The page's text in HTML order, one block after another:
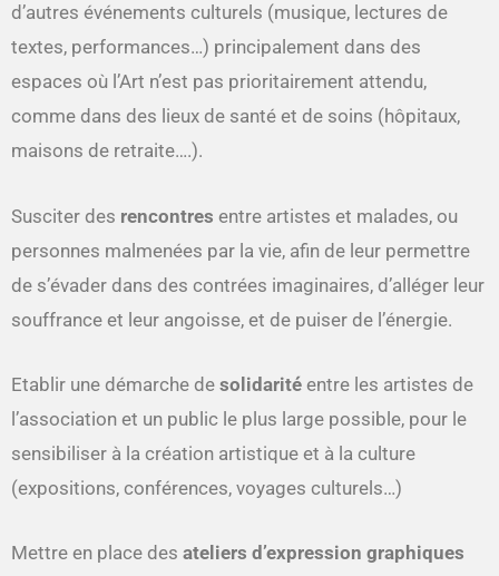
d’autres événements culturels (musique, lectures de
textes, performances…) principalement dans des
espaces où l’Art n’est pas prioritairement attendu,
comme dans des lieux de santé et de soins (hôpitaux,
maisons de retraite….).
Susciter des rencontres entre artistes et malades, ou
personnes malmenées par la vie, afin de leur permettre
de s’évader dans des contrées imaginaires, d’alléger leur
souffrance et leur angoisse, et de puiser de l’énergie.
Etablir une démarche de solidarité entre les artistes de
l’association et un public le plus large possible, pour le
sensibiliser à la création artistique et à la culture
(expositions, conférences, voyages culturels…)
Mettre en place des ateliers d’expression graphiques